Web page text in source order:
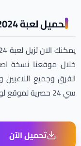
تحميل لعبة FC FIFA Mobile 2024
خلال موقعنا نسخة
الفرق وجميع
سي 24 حصرية لموقع لولو ابس
تحميل الآن